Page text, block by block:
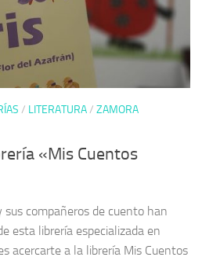
/ LITERATURA/ ZAMORA
«Mis Cuentos
sus compañeros de cuento han
esta librería especializada en
acercarte a la librería Mis Cuentos